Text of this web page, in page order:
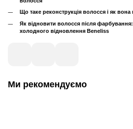
Що таке реконструкція волосся і як
Як відновити волосся після
холодного відновлення Beneliss
Ми рекомендуємо